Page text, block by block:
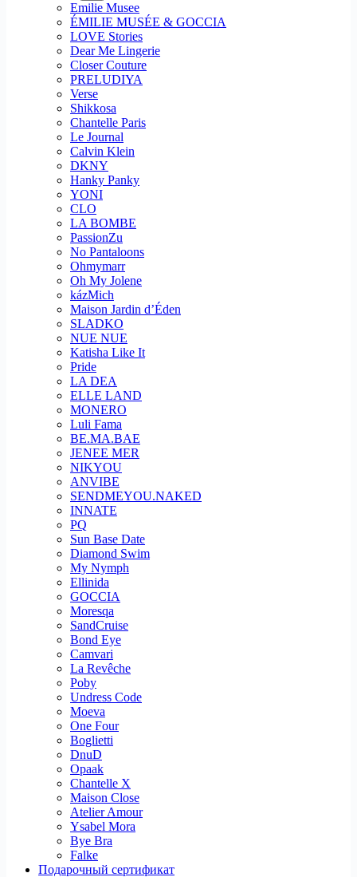
Emilie Musee
ÉMILIE MUSÉE & GOCCIA
LOVE Stories
Dear Me Lingerie
Closer Couture
PRELUDIYA
Verse
Shikkosa
Chantelle Paris
Le Journal
Calvin Klein
DKNY
Hanky Panky
YONI
CLO
LA BOMBE
PassionZu
No Pantaloons
Ohmymarr
Oh My Jolene
kázMich
Maison Jardin d’Éden
SLADKO
NUE NUE
Katisha Like It
Pride
LA DEA
ELLE LAND
MONERO
Luli Fama
BE.MA.BAE
JENEE MER
NIKYOU
ANVIBE
SENDMEYOU.NAKED
INNATE
PQ
Sun Base Date
Diamond Swim
My Nymph
Ellinida
GOCCIA
Moresqa
SandCruise
Bond Eye
Camvari
La Revêche
Poby
Undress Code
Moeva
One Four
Boglietti
DnuD
Opaak
Chantelle X
Maison Close
Atelier Amour
Ysabel Mora
Bye Bra
Falke
Подарочный сертификат